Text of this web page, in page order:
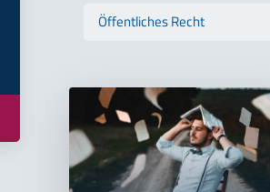
Öffentliches Recht